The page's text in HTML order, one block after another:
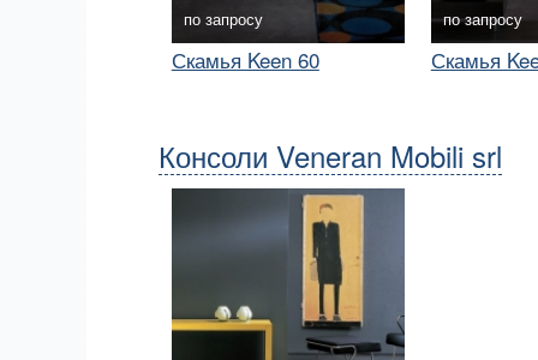
по запросу
Скамья Keen 60
по запросу
Скамья
Консоли Veneran Mobili srl